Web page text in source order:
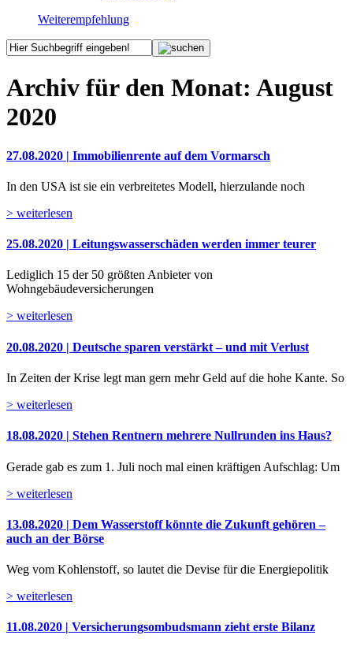
Weiterempfehlung
Archiv für den Monat: August
2020
27.08.2020 | Immobilienrente auf dem Vormarsch
In den USA ist sie ein verbreitetes Modell, hierzulande noch
> weiterlesen
25.08.2020 | Leitungswasserschäden werden immer teurer
Lediglich 15 der 50 größten Anbieter von
Wohngebäudeversicherungen
> weiterlesen
20.08.2020 | Deutsche sparen verstärkt – und mit Verlust
In Zeiten der Krise legt man gern mehr Geld auf die hohe Kante. So
> weiterlesen
18.08.2020 | Stehen Rentnern mehrere Nullrunden ins Haus?
Gerade gab es zum 1. Juli noch mal einen kräftigen Aufschlag: Um
> weiterlesen
13.08.2020 | Dem Wasserstoff könnte die Zukunft gehören –
auch an der Börse
Weg vom Kohlenstoff, so lautet die Devise für die Energiepolitik
> weiterlesen
11.08.2020 | Versicherungsombudsmann zieht erste Bilanz